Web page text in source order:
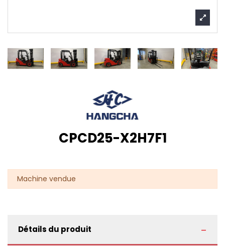
CPCD25-X2H7F1
Machine vendue
Détails du produit